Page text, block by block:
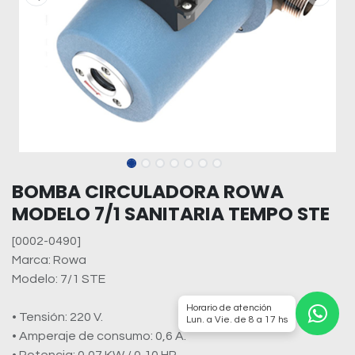
BOMBA CIRCULADORA ROWA
MODELO 7/1 SANITARIA TEMPO STE
[0002-0490]
Marca: Rowa
Modelo: 7/1 STE
• Tensión: 220 V.
• Amperaje de consumo: 0,6 A.
Horario de atención
Lun. a Vie. de 8 a 17 hs